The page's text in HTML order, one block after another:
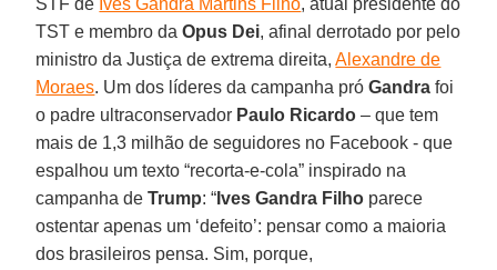
STF de Ives Gandra Martins Filho, atual presidente do
TST e membro daOpus Dei, afinal derrotado por pelo
ministro da Justiça de extrema direita,Alexandre de
Moraes. Um dos líderes da campanha próGandra foi
o padre ultraconservador Paulo Ricardo – que tem
mais de 1,3 milhão de seguidores no Facebook - que
espalhou um texto “recorta-e-cola” inspirado na
campanha deTrump: “ Ives Gandra Filho parece
ostentar apenas um ‘defeito’: pensar como a maioria
dos brasileiros pensa. Sim, porque,